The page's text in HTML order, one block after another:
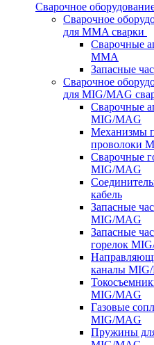
Сварочное
Сварочное
для MMA сварки
Сварочные
MMA
Запасные
Сварочное
для MIG/MAG
Сварочные
MIG/MAG
Механизмы
проволоки
Сварочные
MIG/MAG
кабель
Запасные
MIG/MAG
Запасные
горелок
каналы
MIG/MAG
Газовые
MIG/MAG
Пружины